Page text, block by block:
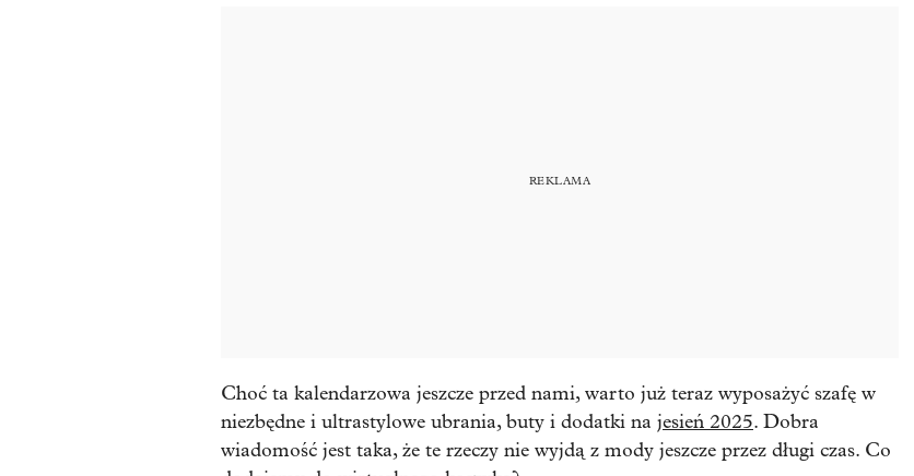
Choć ta kalendarzowa jeszcze przed nami, warto już teraz wyposażyć szafę w
niezbędne i ultrastylowe ubrania, buty i dodatki na jesień 2025. Dobra
wiadomość jest taka, że te rzeczy nie wyjdą z mody jeszcze przez długi czas. Co